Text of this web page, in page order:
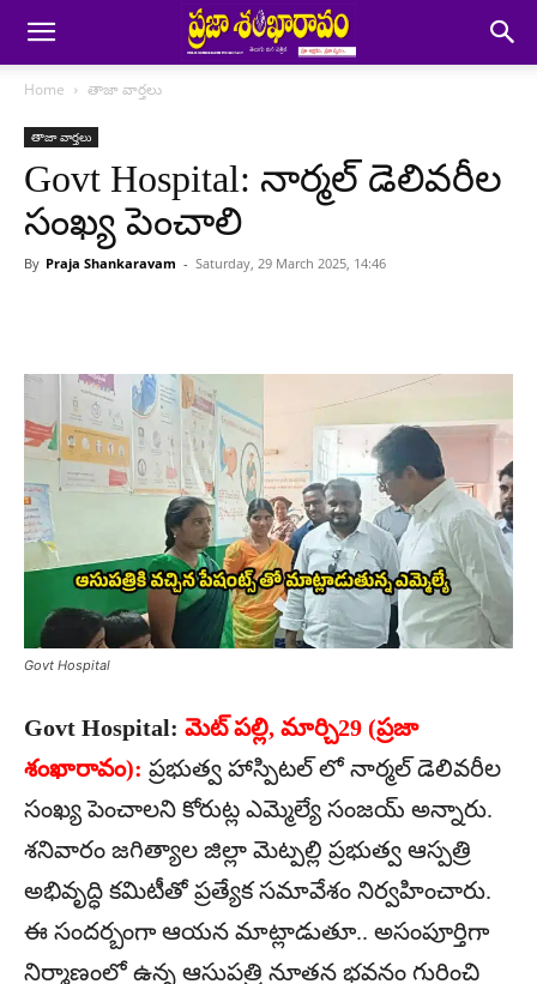
Home తాజా వార్తలు
తాజా వార్తలు
Govt Hospital: నార్మల్ డెలివరీల
సంఖ్య పెంచాలి
By Praja Shankaravam - Saturday, 29 March 2025, 14:46
Govt Hospital
Govt Hospital: మెట్ పల్లి, మార్చి29 (ప్రజా
శంఖారావం): ప్రభుత్వ హాస్పిటల్ లో నార్మల్ డెలివరీల
సంఖ్య పెంచాలని కోరుట్ల ఎమ్మెల్యే సంజయ్ అన్నారు.
శనివారం జగిత్యాల జిల్లా మెట్పల్లి ప్రభుత్వ ఆస్పత్రి
అభివృద్ధి కమిటీతో ప్రత్యేక సమావేశం నిర్వహించారు.
ఈ సందర్బంగా ఆయన మాట్లాడుతూ.. అసంపూర్తిగా
నిర్మాణంలో ఉన్న ఆసుపత్రి నూతన భవనం గురించి